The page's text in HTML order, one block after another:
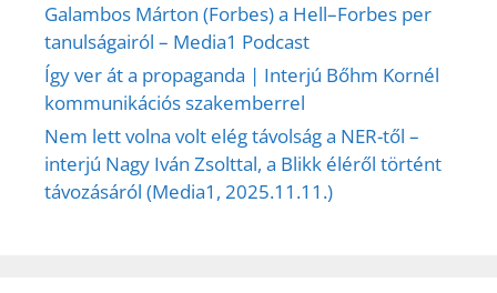
Galambos Márton (Forbes) a Hell–Forbes per
tanulságairól – Media1 Podcast
Így ver át a propaganda | Interjú Bőhm Kornél
kommunikációs szakemberrel
Nem lett volna volt elég távolság a NER-től –
interjú Nagy Iván Zsolttal, a Blikk éléről történt
távozásáról (Media1, 2025.11.11.)